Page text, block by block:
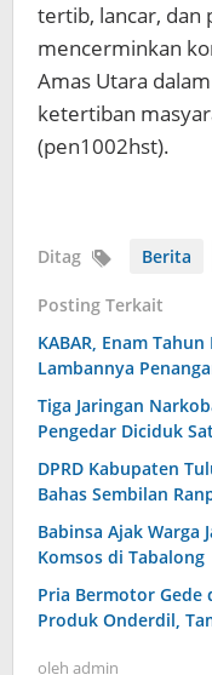
tertib, lancar, dan
mencerminkan
Amas Utara
ketertiban
(pen1002hst).
Ditag Berita
Posting Terkait
KABAR, Enam
Lambannya
Tiga Jaringan
Pengedar Diciduk
DPRD Kabupaten
Bahas Sembilan
Babinsa Ajak Warga
Komsos di Tabalong
Pria Bermotor Gede
Produk Onderdil,
oleh admin